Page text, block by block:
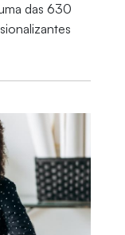
das 630